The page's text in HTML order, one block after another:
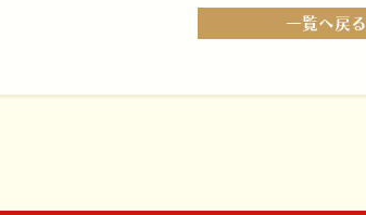
一覧へ戻る